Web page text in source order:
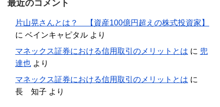
最近のコメント
片山晃さんとは？ 【資産100億円超えの株式投資家】
に ベインキャピタル より
マネックス証券における信用取引のメリットとは に 兜
達也 より
マネックス証券における信用取引のメリットとは に
長 知子 より